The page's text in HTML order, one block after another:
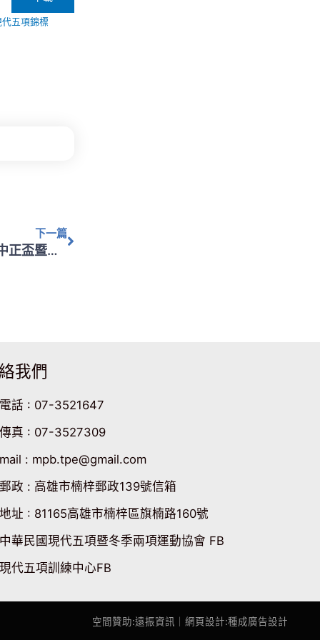
五項錦標
下一篇
【秩序冊公告】113年（112學年度）第46屆全國中正盃暨中等學校現代五項錦標賽
我們
電話 : 07-3521647
傳真 : 07-3527309
mail : mpb.tpe@gmail.com
郵政 : 高雄市楠梓郵政139號信箱
地址 : 81165高雄市楠梓區旗楠路160號
中華民國現代五項暨冬季兩項運動協會 FB
現代五項訓練中心FB
空間贊助:遠振資訊 ｜網頁設計:種成廣告設計